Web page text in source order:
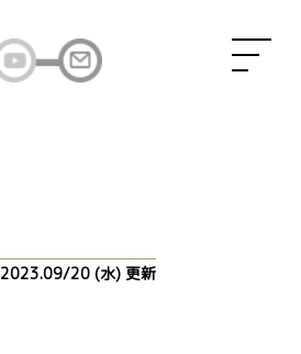
2023.09/20 (水) 更新